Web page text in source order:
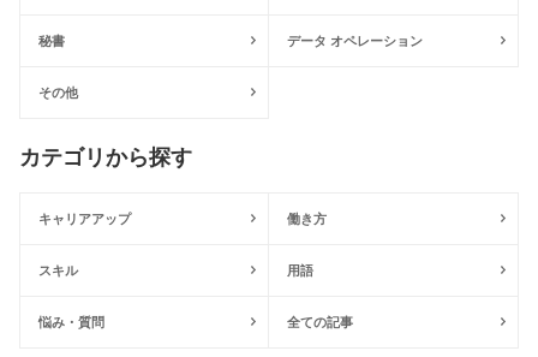
秘書 データ オペレーション
その他
カテゴリから探す
キャリアアップ 働き方
スキル 用語
悩み・質問 全ての記事